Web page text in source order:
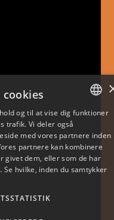
ENGLISH
og til at vise dig funktioner
trafik. Vi deler også
med vores partnere inden
partnere kan kombinere
givet dem, eller som de har
hvilke, inden du samtykker